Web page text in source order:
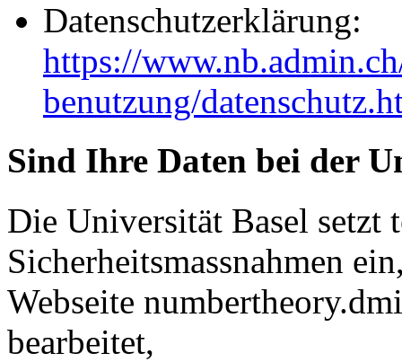
Datenschutzerklärung:
https://
benutzung/
Sind Ihre Daten bei der
Die Universität Basel setzt
Sicherheitsmassnahmen
Webseite
bearbeitet,